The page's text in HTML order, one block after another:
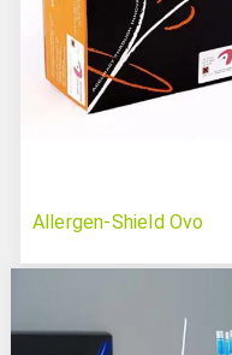
Allergen-Shield Ovo